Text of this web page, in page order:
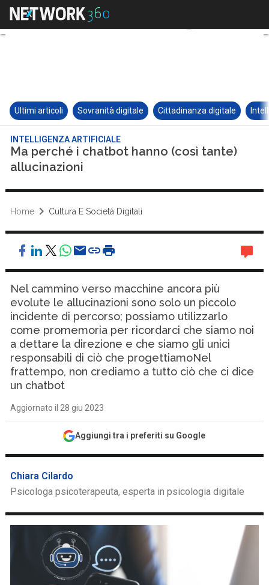
Ultimi articoli Sovranità digitale Cittadinanza digitale
INTELLIGENZA ARTIFICIALE
Ma perché i chatbot hanno (così tante)
allucinazioni
Home Cultura E Società Digitali
Nel cammino verso macchine ancora più
evolute le allucinazioni sono solo un piccolo
incidente di percorso; possiamo utilizzarlo
come promemoria per ricordarci che siamo noi
a dettare la direzione e che siamo gli unici
responsabili di ciò che progettiamoNel
frattempo, non crediamo a tutto ciò che ci dice
un chatbot
Aggiornato il 28 giu 2023
Aggiungi tra i preferiti su Google
Chiara Cilardo
Psicologa psicoterapeuta, esperta in psicologia digitale